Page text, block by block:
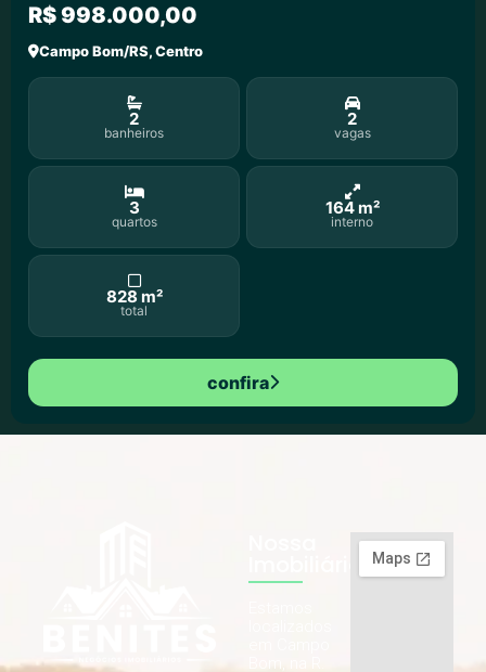
R$ 998.000,00
Campo Bom/RS, Centro
2
banheiros
2
vagas
3
quartos
164 m²
interno
828 m²
total
confira